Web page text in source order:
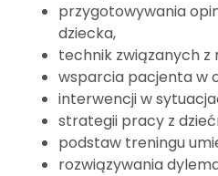
przygotowywania
dziecka,
technik związanych z
wsparcia pacjenta w
interwencji w
strategii pracy z
podstaw treningu
rozwiązywania